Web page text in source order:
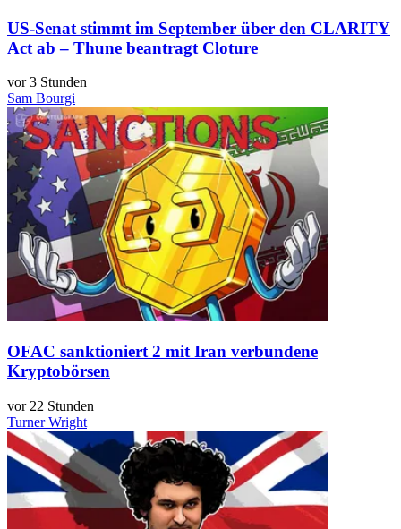
US-Senat stimmt im September über den CLARITY
Act ab – Thune beantragt Cloture
vor 3 Stunden
Sam Bourgi
OFAC sanktioniert 2 mit Iran verbundene
Kryptobörsen
vor 22 Stunden
Turner Wright